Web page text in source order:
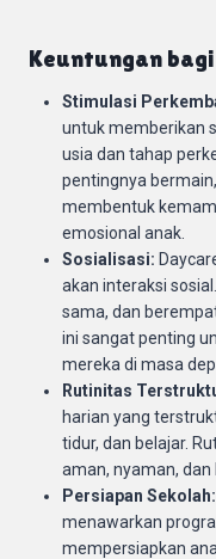
Keuntungan
Stimulasi
untuk memberikan
usia dan tahap
pentingnya
membentuk
emosional anak.
Sosialisasi:
akan interaksi
sama, dan
ini sangat penting
mereka di masa
Rutinitas
harian yang
tidur, dan belajar.
aman, nyaman,
Persiapan Sekolah:
menawarkan
mempersiapkan